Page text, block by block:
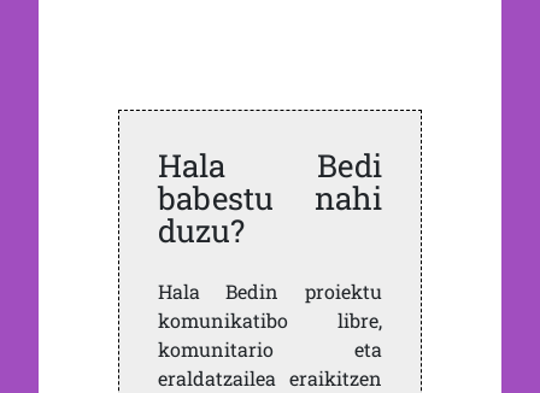
Hala Bedi
babestu nahi
duzu?
Hala Bedin proiektu
komunikatibo libre,
komunitario eta
eraldatzailea eraikitzen